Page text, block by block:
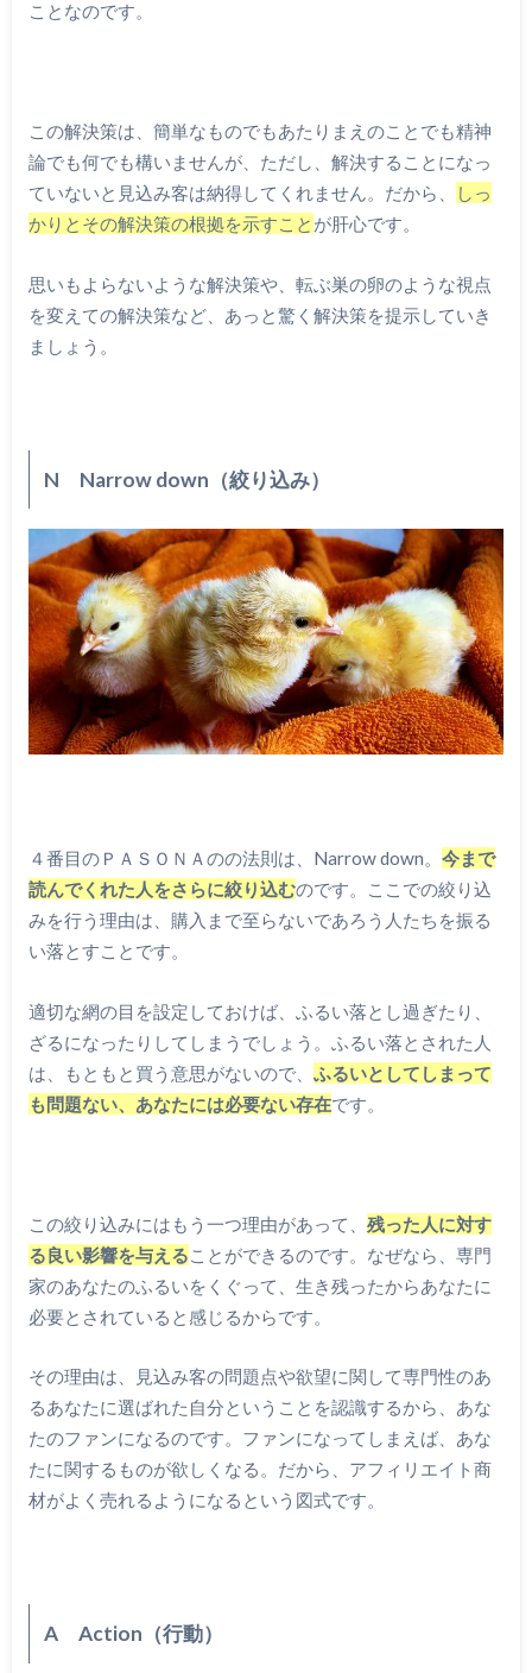
ことなのです。
この解決策は、簡単なものでもあたりまえのことでも精神
論でも何でも構いませんが、ただし、解決することになっ
ていないと見込み客は納得してくれません。だから、
しっ
かりとその解決策の根拠を示すこと が肝心です。
思いもよらないような解決策や、転ぶ巣の卵のような視点
を変えての解決策など、あっと驚く解決策を提示していき
ましょう。
N Narrow down（絞り込み）
４番目のＰＡＳＯＮＡのの法則は、Narrow down。 今まで
読んでくれた人をさらに絞り込むのです。ここでの絞り込
みを行う理由は、購入まで至らないであろう人たちを振る
い落とすことです。
適切な網の目を設定しておけば、ふるい落とし過ぎたり、
ざるになったりしてしまうでしょう。ふるい落とされた人
は、もともと買う意思がないので、 ふるいとしてしまって
も問題ない、あなたには必要ない存在です。
この絞り込みにはもう一つ理由があって、 残った人に対す
る良い影響を与えることができるのです。なぜなら、専門
家のあなたのふるいをくぐって、生き残ったからあなたに
必要とされていると感じるからです。
その理由は、見込み客の問題点や欲望に関して専門性のあ
るあなたに選ばれた自分ということを認識するから、あな
たのファンになるのです。ファンになってしまえば、あな
たに関するものが欲しくなる。だから、アフィリエイト商
材がよく売れるようになるという図式です。
A Action（行動）